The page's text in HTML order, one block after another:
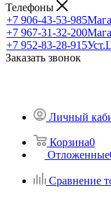
Телефоны
+7 906-43-53-985
+7 967-31-32-200
+7 952-83-28-915
Заказать звонок
Личный
Корзина0
Отложенные
Сравнение